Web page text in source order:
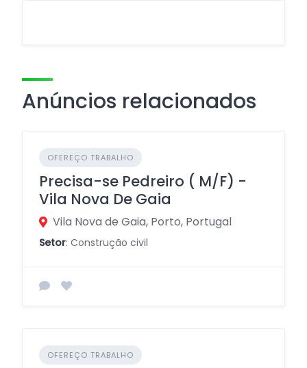
Anúncios relacionados
OFEREÇO TRABALHO
Precisa-se Pedreiro ( M/F) -
Vila Nova De Gaia
Vila Nova de Gaia, Porto, Portugal
Setor: Construção civil
OFEREÇO TRABALHO